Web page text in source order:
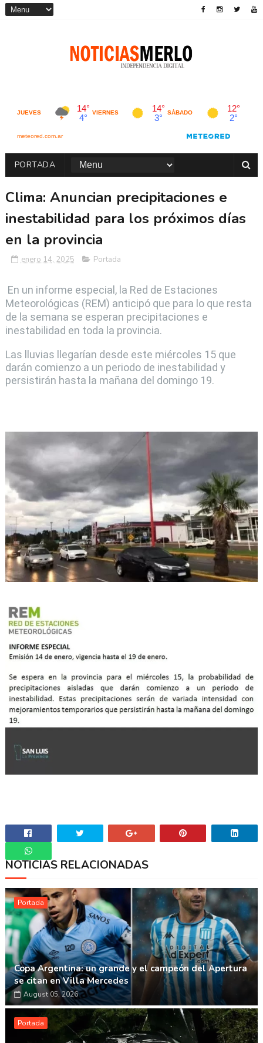
PORTADA
Clima: Anuncian precipitaciones e
inestabilidad para los próximos días
en la provincia
enero 14, 2025 Portada
En un informe especial, la Red de Estaciones
Meteorológicas (REM) anticipó que para lo que resta
de la semana se esperan precipitaciones e
inestabilidad en toda la provincia.
Las lluvias llegarían desde este miércoles 15 que
darán comienzo a un periodo de inestabilidad y
persistirán hasta la mañana del domingo 19.
Whatsapp
NOTICIAS RELACIONADAS
Portada
Copa Argentina: un grande y el campeón del Apertura
se citan en Villa Mercedes
August 05, 2026
Portada